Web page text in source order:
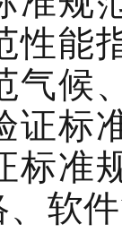
性能
气候
证标
标准
软